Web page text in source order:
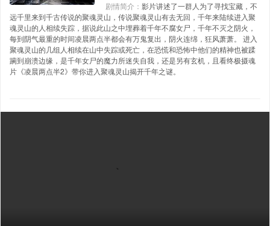
剧情简介：影片讲述了一群人为了寻找宝藏，不
远千里来到千古传说的聚魂灵山，传说聚魂灵山有去无回，千年来陆续进入聚
魂灵山的人相续失踪，据说此山之中埋葬着千年不腐女尸，千年不灭之阴火，
每到阴气最重的时间凌晨两点半都会有万鬼复出，阴火连绵，狂风萧萧。 进入
聚魂灵山的几组人相续在山中失踪或死亡，在恐慌和恐怖中他们的精神也被蹂
躏到崩溃边缘，是千年女尸的魔力所迷失自我，还是另有玄机，且看终极摄魂
片《凌晨两点半2》带你进入聚魂灵山揭开千年之谜。